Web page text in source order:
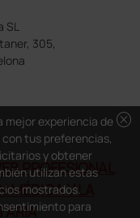
305,
PROFESIONAL
Y LA
cancel
mejor experiencia de
tus preferencias,
y obtener
utilizan estas
mostrados.
para